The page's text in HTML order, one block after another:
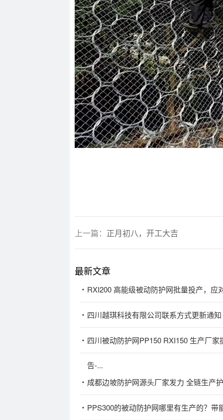
上一篇： 正月初八，开工大吉
最新文章
RXI200 高能级被动防护网批量投产，应
四川越琪科技有限公司联系方式更新通知
四川被动防护网PP150 RXI150 生产厂
告-...
成都边坡防护网源头厂家发力 全链生产
PPS300的被动防护网哪里有生产的？带